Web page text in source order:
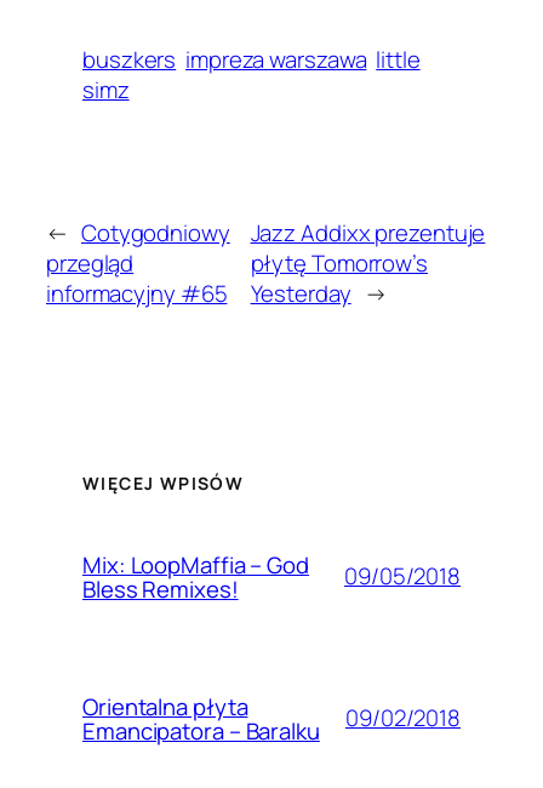
buszkers impreza warszawa little
simz
← Cotygodniowy
przegląd
informacyjny #65
Jazz Addixx prezentuje
płytę Tomorrow’s
Yesterday →
WIĘCEJ WPISÓW
Mix: LoopMaffia – God
Bless Remixes! 09/05/2018
Orientalna płyta
Emancipatora – Baralku 09/02/2018